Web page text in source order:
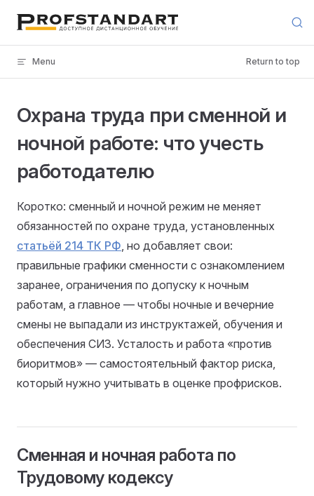
Skip to content
Menu Return to top
Охрана труда при сменной и
ночной работе: что учесть
работодателю
Коротко: сменный и ночной режим не меняет
обязанностей по охране труда, установленных
статьёй 214 ТК РФ, но добавляет свои:
правильные графики сменности с ознакомлением
заранее, ограничения по допуску к ночным
работам, а главное — чтобы ночные и вечерние
смены не выпадали из инструктажей, обучения и
обеспечения СИЗ. Усталость и работа «против
биоритмов» — самостоятельный фактор риска,
который нужно учитывать в оценке профрисков.
Сменная и ночная работа по
Трудовому кодексу